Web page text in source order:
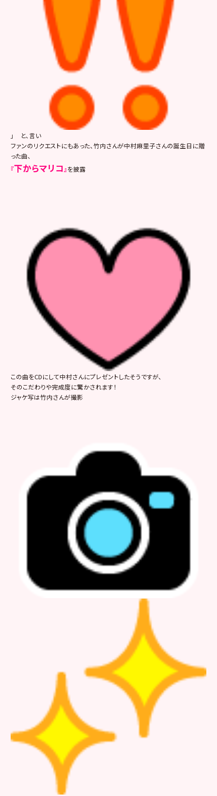
」 と、言い
ファンのリクエストにもあった、竹内さんが中村麻里子さんの誕生日に贈
った曲、
『下からマリコ 』を披露
この曲をCDにして中村さんにプレゼントしたそうですが、
そのこだわりや完成度に驚かされます！
ジャケ写は竹内さんが撮影